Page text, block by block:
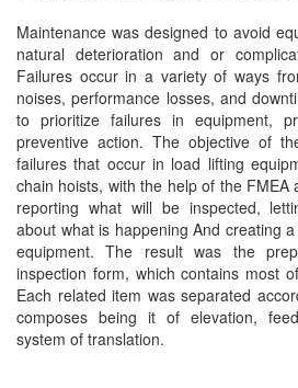
Maintenance was designed to avoid
natural deterioration and or
Failures occur in a variety of ways
noises, performance losses, and
to prioritize failures in equipment,
preventive action. The objective of
failures that occur in load lifting
chain hoists, with the help of the
reporting what will be inspected,
about what is happening And creating
equipment. The result was the
inspection form, which contains most
Each related item was separated
composes being it of elevation,
system of translation.